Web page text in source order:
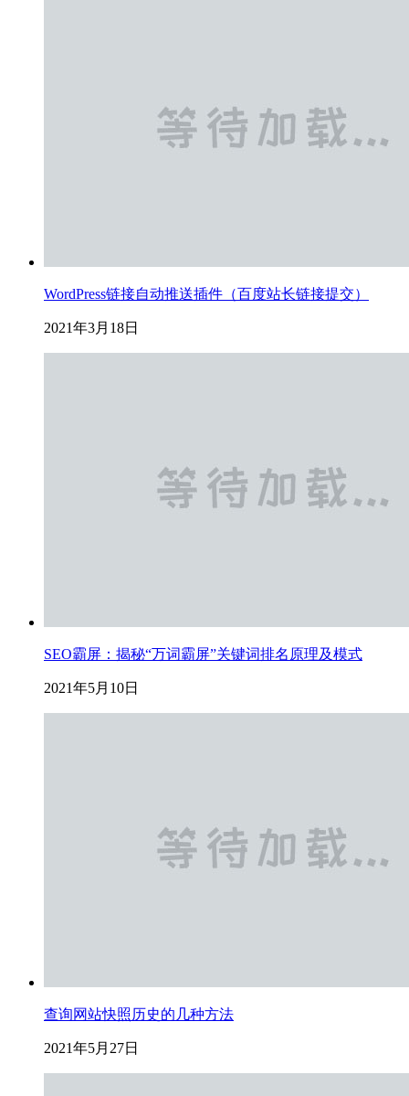
WordPress链接自动推送插件（百度站长链接提交）
2021年3月18日
SEO霸屏：揭秘“万词霸屏”关键词排名原理及模式
2021年5月10日
查询网站快照历史的几种方法
2021年5月27日